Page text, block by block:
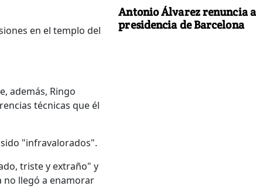
en el templo del
además, Ringo
técnicas que él
"infravalorados".
triste y extraño" y
no llegó a enamorar
Antonio Álvarez renuncia
presidencia de Barcelona